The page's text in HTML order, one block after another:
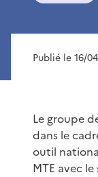
Publié le 16/
Le groupe
dans le
outil
MTE avec le